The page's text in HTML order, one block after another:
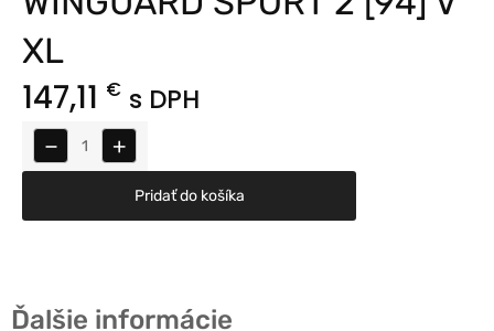
XL
147,11 € s DPH
− +
Pridať do košíka
Ďalšie informácie